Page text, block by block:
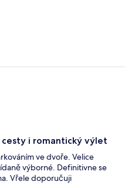
i romantický výlet
ve dvoře. Velice
výborné. Definitivne se
Vřele doporučuji